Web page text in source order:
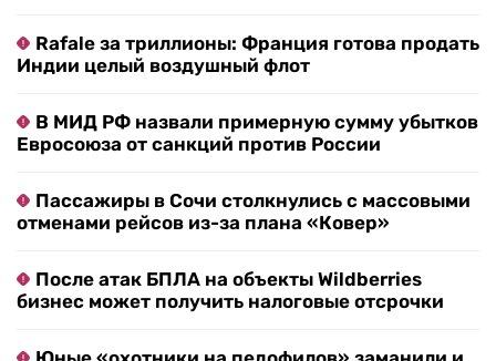
Rafale за триллионы: Франция готова продать
Индии целый воздушный флот
В МИД РФ назвали примерную сумму убытков
Евросоюза от санкций против России
Пассажиры в Сочи столкнулись с массовыми
отменами рейсов из-за плана «Ковер»
После атак БПЛА на объекты Wildberries
бизнес может получить налоговые отсрочки